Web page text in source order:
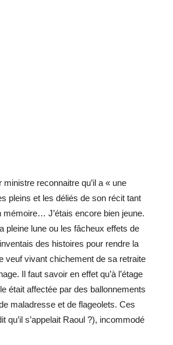
Hebdo39
reconnaitre qu’il a « une
pleins et les déliés de son récit tant
J’étais encore bien jeune.
pleine lune ou les fâcheux effets de
des histoires pour rendre la
veuf vivant chichement de sa retraite
Il faut savoir en effet qu’à l’étage
était affectée par des ballonnements
maladresse et de flageolets. Ces
s’appelait Raoul ?), incommodé